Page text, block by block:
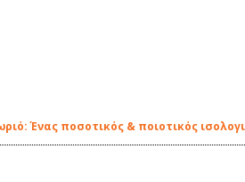
Ένας ποσοτικός & ποιοτικός